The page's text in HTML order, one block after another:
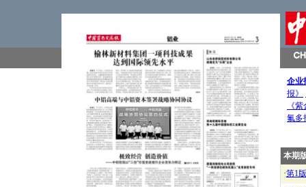
企业
报》
《
氟多
本期
·第1版